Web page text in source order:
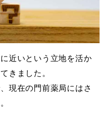
近いという立地を活か
きました。
現在の門前薬局にはさ